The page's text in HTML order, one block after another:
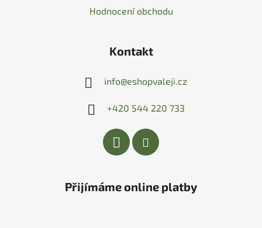
Hodnocení obchodu
Kontakt
info@eshopvaleji.cz
+420 544 220 733
Přijímáme online platby